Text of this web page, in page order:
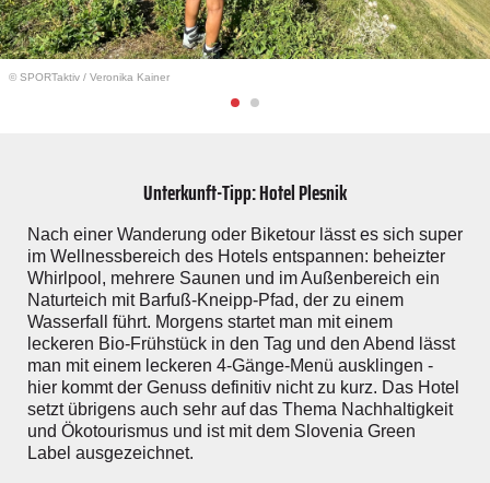
© SPORTaktiv / Veronika Kainer
Unterkunft-Tipp: Hotel Plesnik
Nach einer Wanderung oder Biketour lässt es sich super
im Wellnessbereich des Hotels entspannen: beheizter
Whirlpool, mehrere Saunen und im Außenbereich ein
Naturteich mit Barfuß-Kneipp-Pfad, der zu einem
Wasserfall führt. Morgens startet man mit einem
leckeren Bio-Frühstück in den Tag und den Abend lässt
man mit einem leckeren 4-Gänge-Menü ausklingen -
hier kommt der Genuss definitiv nicht zu kurz. Das Hotel
setzt übrigens auch sehr auf das Thema Nachhaltigkeit
und Ökotourismus und ist mit dem Slovenia Green
Label ausgezeichnet.